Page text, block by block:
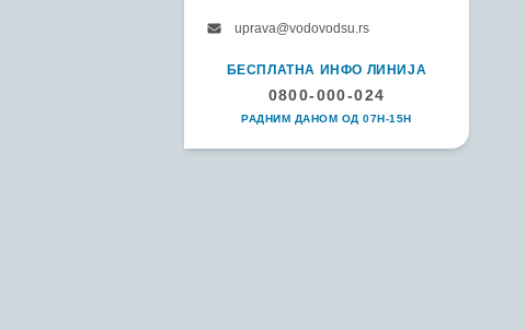
uprava@vodovodsu.rs
БЕСПЛАТНА ИНФО ЛИНИЈА
0800-000-024
РАДНИМ ДАНОМ ОД 07H-15H